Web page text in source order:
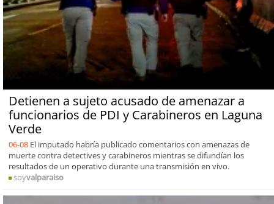
Detienen a sujeto acusado de amenazar a
funcionarios de PDI y Carabineros en Laguna
Verde
06-08 El imputado habría publicado comentarios con amenazas de
muerte contra detectives y carabineros mientras se difundían los
resultados de un operativo durante una transmisión en vivo.
soyvalparaiso